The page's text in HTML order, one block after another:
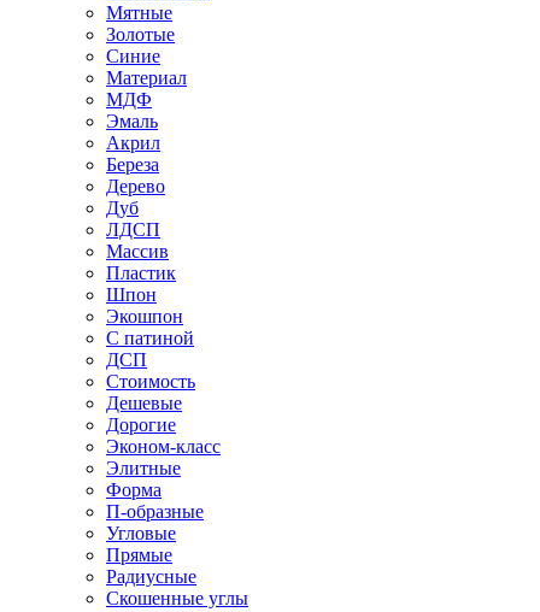
Мятные
Золотые
Синие
Материал
МДФ
Эмаль
Акрил
Береза
Дерево
Дуб
ЛДСП
Массив
Пластик
Шпон
Экошпон
С патиной
ДСП
Стоимость
Дешевые
Дорогие
Эконом-класс
Элитные
Форма
П-образные
Угловые
Прямые
Радиусные
Скошенные углы